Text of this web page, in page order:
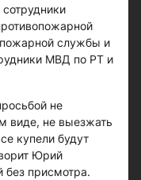
службы и
МВД по РТ и
не
виде, не выезжать
купели будут
Юрий
без присмотра.